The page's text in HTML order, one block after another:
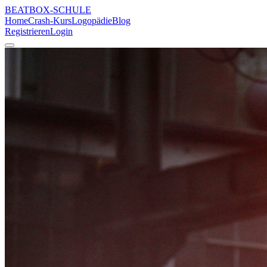
BEATBOX-SCHULE
HomeCrash-KursLogopädieBlog
RegistrierenLogin